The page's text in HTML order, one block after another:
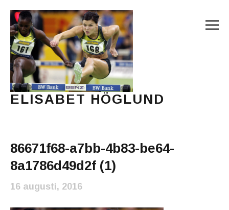
ELISABET HÖGLUND
86671f68-a7bb-4b83-be64-
8a1786d49d2f (1)
16 augusti, 2016